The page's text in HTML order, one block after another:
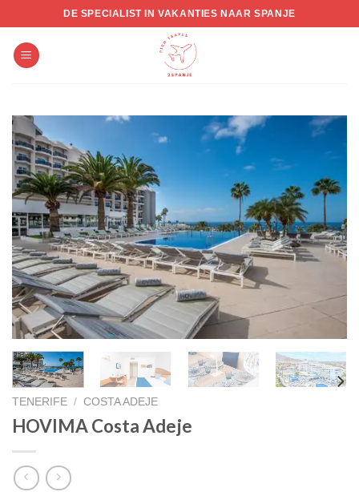
to
content
DE SPECIALIST IN VAKANTIES NAAR SPANJE
TENERIFE / COSTA ADEJE
HOVIMA Costa Adeje